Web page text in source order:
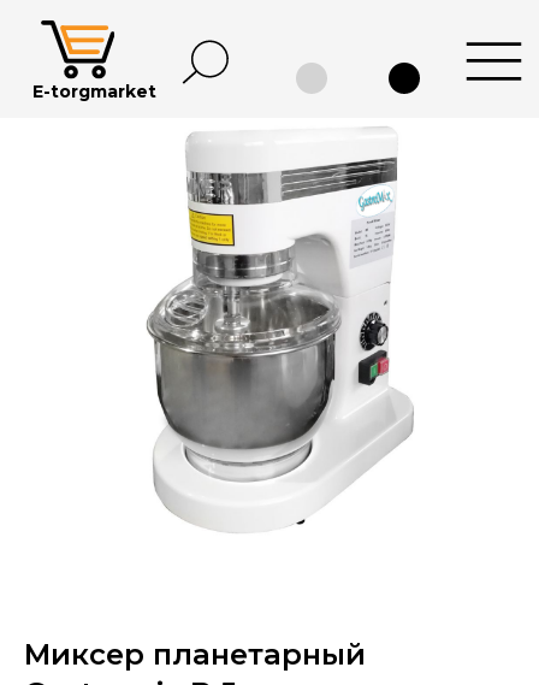
Каталог Информация
torgmarket
Миксер планетарный